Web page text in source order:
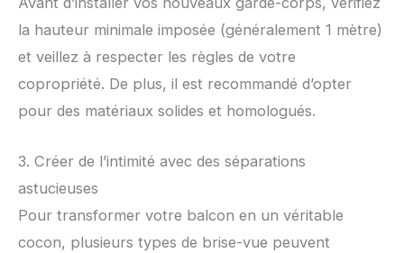
la hauteur minimale imposée (généralement 1 mètre)
et veillez à respecter les règles de votre
copropriété. De plus, il est recommandé d’opter
pour des matériaux solides et homologués.
3. Créer de l’intimité avec des séparations
astucieuses
Pour transformer votre balcon en un véritable
cocon, plusieurs types de brise-vue peuvent